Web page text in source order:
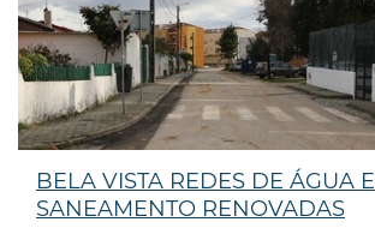
BELA VISTA REDES DE ÁGUA E
SANEAMENTO RENOVADAS